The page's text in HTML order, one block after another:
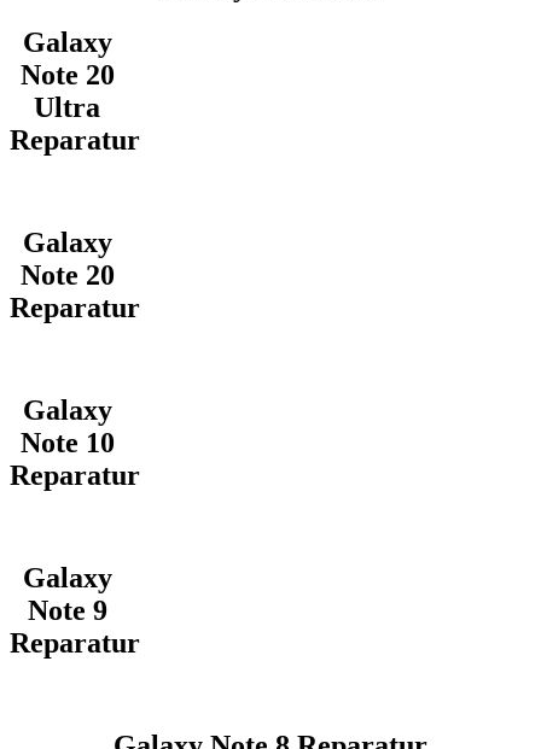
Galaxy
Note 20
Ultra
Reparatur
Galaxy
Note 20
Reparatur
Galaxy
Note 10
Reparatur
Galaxy
Note 9
Reparatur